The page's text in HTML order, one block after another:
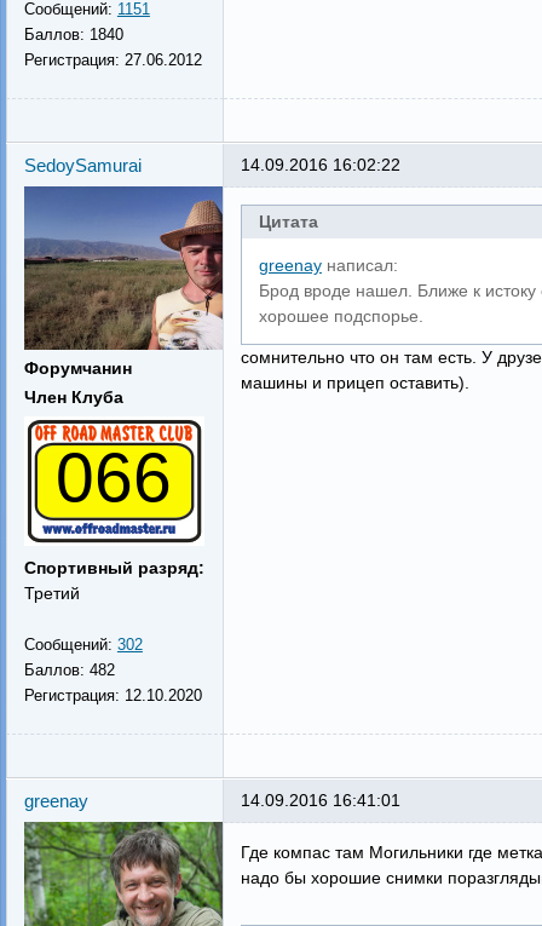
Сообщений: 1151
Баллов: 1840
Регистрация: 27.06.2012
SedoySamurai
Форумчанин
Член Клуба
066
Спортивный разряд:
Третий
Сообщений: 302
Баллов: 482
Регистрация: 12.10.2020
14.09.2016 16:02:22
Цитата
greenayнаписал:
Брод вроде нашел. Ближе к истоку
хорошее подспорье.
сомнительно что он там есть. У
машины и прицеп оставить).
greenay 14.09.2016 16:41:01
Где компас там Могильники где
надо бы хорошие снимки